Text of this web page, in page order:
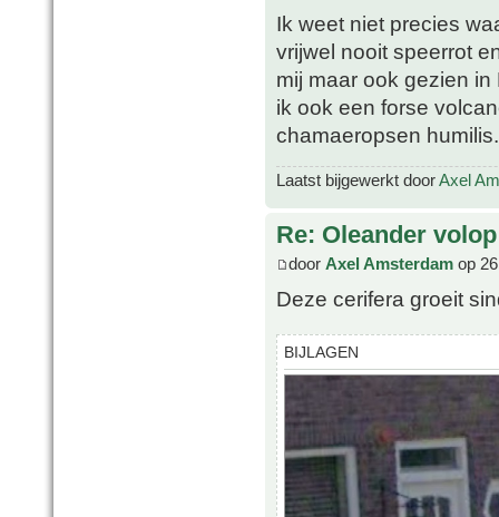
Ik weet niet precies
vrijwel nooit speerrot
mij maar ook gezien
ik ook een forse
chamaeropsen humilis.
Laatst bijgewerkt doorAxel
Re: Oleander
door Axel Amsterdam op
Deze cerifera groeit
BIJLAGEN